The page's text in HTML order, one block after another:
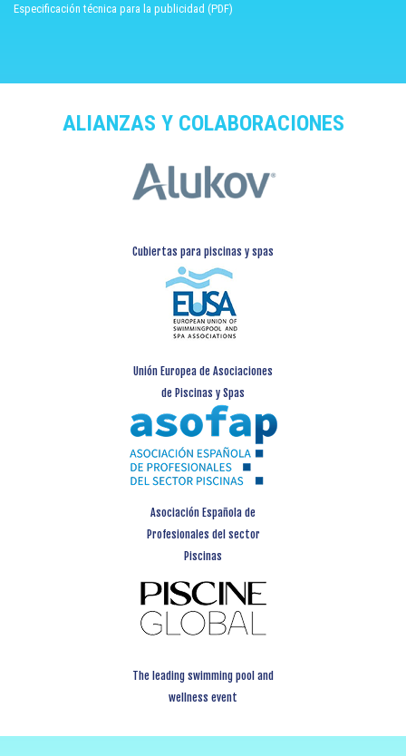
Especificación técnica para la publicidad (PDF)
ALIANZAS Y COLABORACIONES
Cubiertas para piscinas y spas
Unión Europea de Asociaciones
de Piscinas y Spas
Asociación Española de
Profesionales del sector
Piscinas
The leading swimming pool and
wellness event